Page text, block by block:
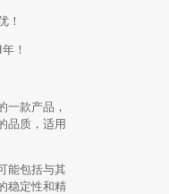
！
！
款产品，
品质，适用
能包括与其
稳定性和精